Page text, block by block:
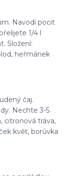
Navodí pocit
1/4 l
Složení:
heřmánek
čaj.
Nechte 3-5
citronová tráva,
květ, borůvka